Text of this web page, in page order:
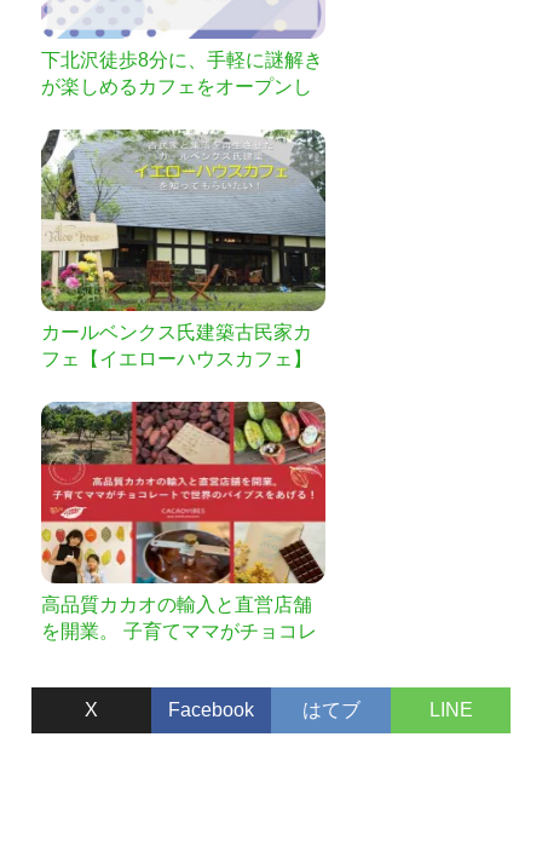
下北沢徒歩8分に、手軽に謎解き
が楽しめるカフェをオープンし
カールベンクス氏建築古民家カ
フェ【イエローハウスカフェ】
高品質カカオの輸入と直営店舗
を開業。 子育てママがチョコレ
る！
X
Facebook はてブ LINE